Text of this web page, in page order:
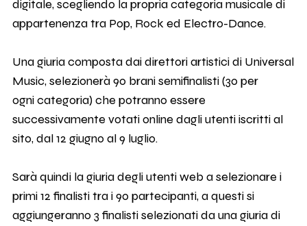
digitale, scegliendo la propria categoria musicale di
appartenenza tra Pop, Rock ed Electro-Dance.
Una giuria composta dai direttori artistici di Universal
Music, selezionerà 90 brani semifinalisti (30 per
ogni categoria) che potranno essere
successivamente votati online dagli utenti iscritti al
sito, dal 12 giugno al 9 luglio.
Sarà quindi la giuria degli utenti web a selezionare i
primi 12 finalisti tra i 90 partecipanti, a questi si
aggiungeranno 3 finalisti selezionati da una giuria di